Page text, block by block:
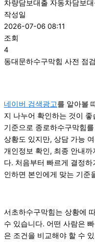
차량담보대출 자동차담보
작성일
2026-07-06 08:11
조회
4
동대문하수구막힘 사전 점
네이버 검색광고를 알아볼
지 나누어 확인하는 것이
기준으로 종로하수구막힘
상황도 있지만, 상담 가능
개인정보 확인, 최종 안내
다. 처음부터 빠르게 결정
인하면 본인에게 맞는 기준
서초하수구막힘는 상황에
수 있습니다. 어떤 사람은
은 조건을 비교해야 할 수